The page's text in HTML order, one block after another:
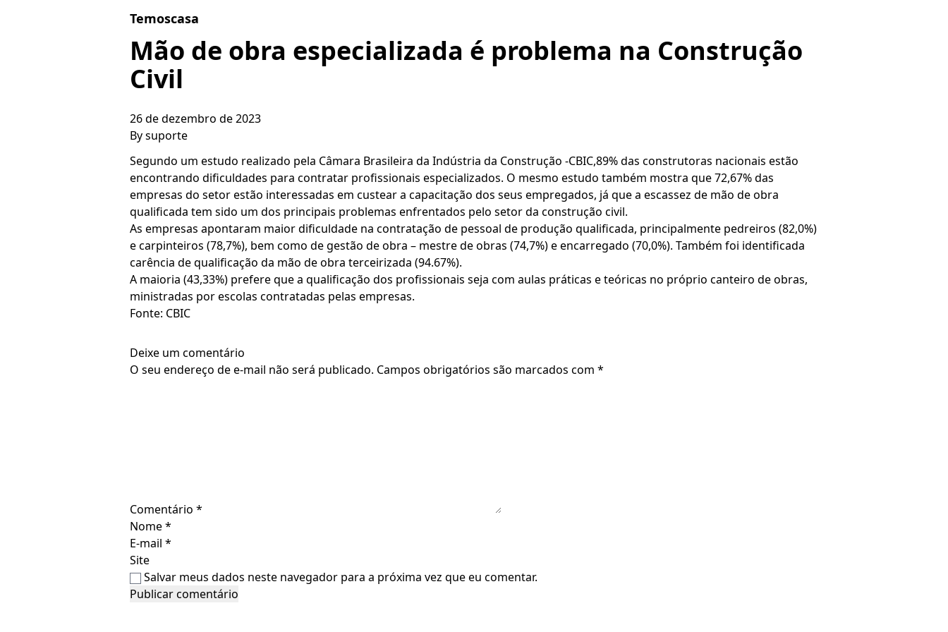
Temoscasa
Mão de obra especializada é problema na Construção
Civil
26 de dezembro de 2023
Bysuporte
Segundo um estudo realizado pela Câmara Brasileira da Indústria da Construção -CBIC,89% das construtoras nacionais estão
encontrando dificuldades para contratar profissionais especializados. O mesmo estudo também mostra que 72,67% das
empresas do setor estão interessadas em custear a capacitação dos seus empregados, já que a escassez de mão de obra
qualificada tem sido um dos principais problemas enfrentados pelo setor da construção civil.
As empresas apontaram maior dificuldade na contratação de pessoal de produção qualificada, principalmente pedreiros (82,0%)
e carpinteiros (78,7%), bem como de gestão de obra – mestre de obras (74,7%) e encarregado (70,0%). Também foi identificada
carência de qualificação da mão de obra terceirizada (94.67%).
A maioria (43,33%) prefere que a qualificação dos profissionais seja com aulas práticas e teóricas no próprio canteiro de obras,
ministradas por escolas contratadas pelas empresas.
Fonte: CBIC
Deixe um comentário
O seu endereço de e-mail não será publicado. Campos obrigatórios são marcados com *
Comentário *
Nome*
E-mail *
Site
Salvar meus dados neste navegador para a próxima vez que eu comentar.